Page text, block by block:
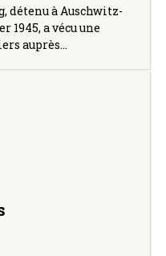
détenu à Auschwitz-
1945, a vécu une
auprès…